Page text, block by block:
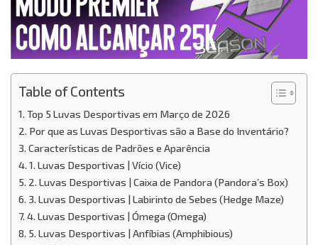
Table of Contents
Top 5 Luvas Desportivas em Março de 2026
Por que as Luvas Desportivas são a Base do Inventário?
Características de Padrões e Aparência
1. Luvas Desportivas | Vício (Vice)
2. Luvas Desportivas | Caixa de Pandora (Pandora’s Box)
3. Luvas Desportivas | Labirinto de Sebes (Hedge Maze)
4. Luvas Desportivas | Ómega (Omega)
5. Luvas Desportivas | Anfíbias (Amphibious)